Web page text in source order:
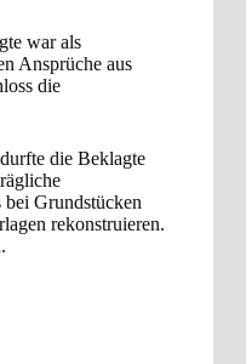
war als
Ansprüche aus
die
die Beklagte
bei Grundstücken
rekonstruieren.